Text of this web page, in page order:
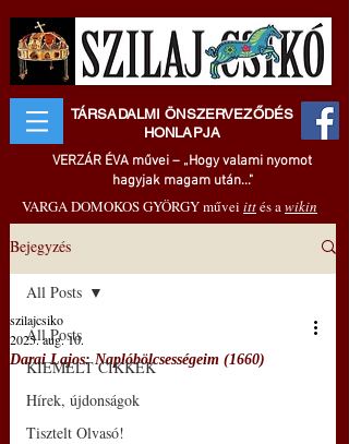
TÁRSADALMI ÖNSZERVEZŐDÉS
HONLAPJA
VERZÁR ÉVA művei – „Hogy valami nyomot
hagyjak magam után..."
VARGA DOMOKOS GYÖRGY művei ittés awikin
Bejegyzés
All Posts
KIEMELT CIKKEK
Hírek, újdonságok
Tisztelt Olvasó!
All Posts
Darai Lajos: Naplóbölcsességeim (1660)
szilajcsiko
2025. aug. 10.